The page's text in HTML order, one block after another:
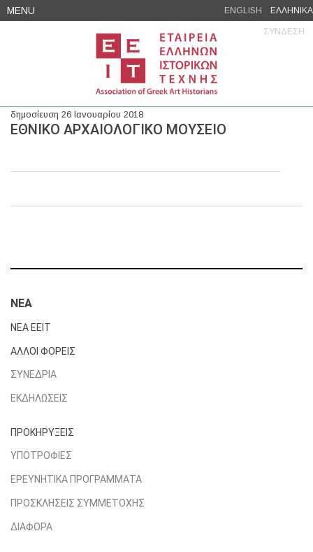
Skip
to
MENU ENGLISH ΕΛΛΗΝΙΚΑ
ΣΥΝΔΕΣΗ
δημοσίευση 26 Ιανουαρίου 2018
ΕΘΝΙΚΟ ΑΡΧΑΙΟΛΟΓΙΚΟ ΜΟΥΣΕΙΟ
ΝΕΑ
ΝΕΑ ΕΕΙΤ
ΑΛΛΟΙ ΦΟΡΕΙΣ
ΣΥΝΕΔΡΙΑ
ΕΚΔΗΛΩΣΕΙΣ
ΠΡΟΚΗΡΥΞΕΙΣ
ΥΠΟΤΡΟΦΙΕΣ
ΕΡΕΥΝΗΤΙΚΑ ΠΡΟΓΡΑΜΜΑΤΑ
ΠΡΟΣΚΛΗΣΕΙΣ ΣΥΜΜΕΤΟΧΗΣ
ΔΙΑΦΟΡΑ